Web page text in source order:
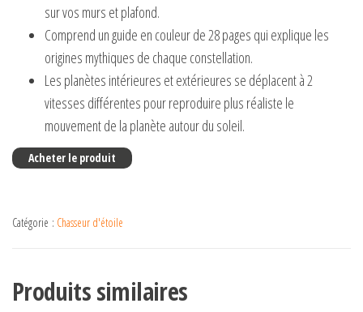
sur vos murs et plafond.
Comprend un guide en couleur de 28 pages qui explique les
origines mythiques de chaque constellation.
Les planètes intérieures et extérieures se déplacent à 2
vitesses différentes pour reproduire plus réaliste le
mouvement de la planète autour du soleil.
Acheter le produit
Catégorie : Chasseur d'étoile
Produits similaires